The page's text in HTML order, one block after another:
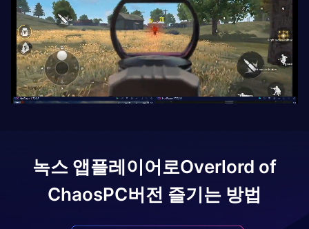
녹스 앱플레이어로Overlord of
ChaosPC버전 즐기는 방법